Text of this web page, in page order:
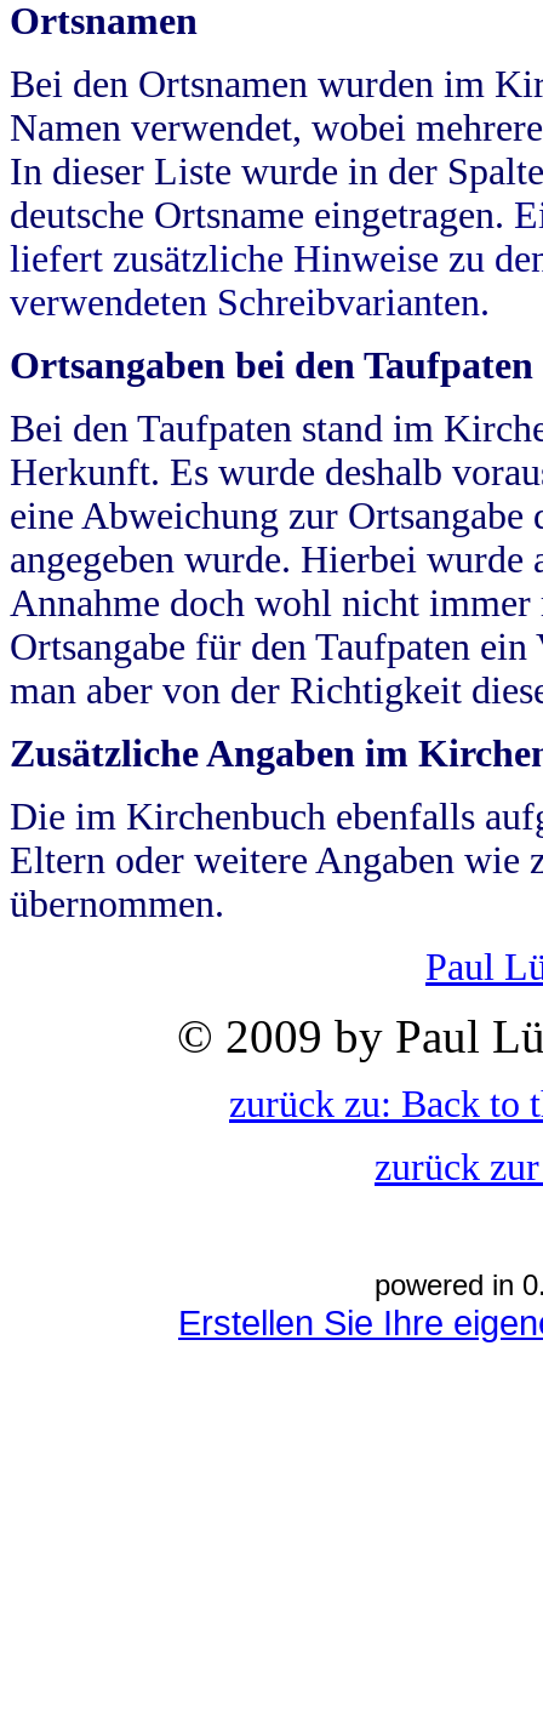
Ortsnamen
Bei den Ortsnamen wurden im
Namen verwendet, wobei
In dieser Liste wurde in der
deutsche Ortsname eingetragen.
liefert zusätzliche Hinweise zu
verwendeten Schreibvarianten.
Ortsangaben bei den Taufpaten
Bei den Taufpaten stand im
Herkunft. Es wurde deshalb
eine Abweichung zur
angegeben wurde. Hierbei wurde
Annahme doch wohl nicht
Ortsangabe für den Taufpaten
man aber von der Richtigkeit
Zusätzliche Angaben im
Die im Kirchenbuch ebenfalls
Eltern oder weitere Angaben wie
übernommen.
Paul
© 2009 by Paul
zurück zu: Back to
zurück
powered in
Erstellen Sie Ihre